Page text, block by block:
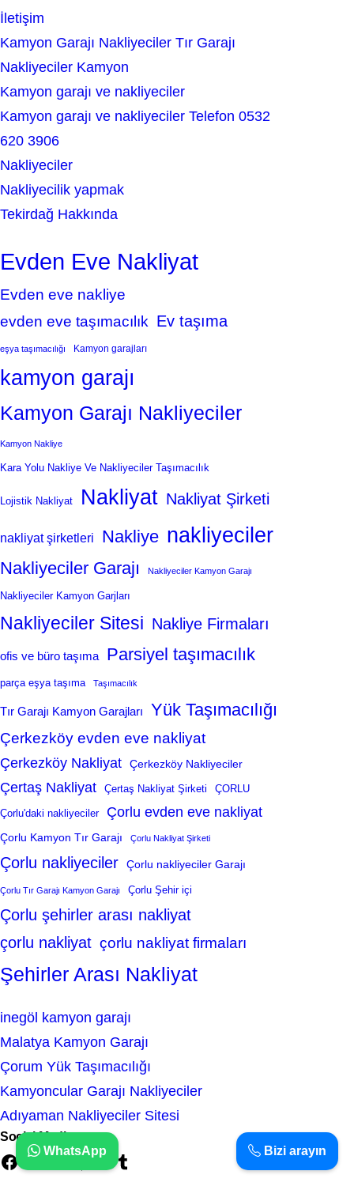
İletişim
Kamyon Garajı Nakliyeciler Tır Garajı
Nakliyeciler Kamyon
Kamyon garajı ve nakliyeciler
Kamyon garajı ve nakliyeciler Telefon 0532
620 3906
Nakliyeciler
Nakliyecilik yapmak
Tekirdağ Hakkında
Evden Eve Nakliyat
Evden eve nakliye
evden eve taşımacılık Ev taşıma
eşya taşımacılığı Kamyon garajları
kamyon garajı
Kamyon Garajı Nakliyeciler
Kamyon Nakliye
Kara Yolu Nakliye Ve Nakliyeciler Taşımacılık
Lojistik Nakliyat Nakliyat Nakliyat Şirketi
nakliyat şirketleri Nakliye nakliyeciler
Nakliyeciler Garajı Nakliyeciler Kamyon Garajı
Nakliyeciler Kamyon Garjları
Nakliyeciler Sitesi Nakliye Firmaları
ofis ve büro taşıma Parsiyel taşımacılık
parça eşya taşıma Taşımacılık
Tır Garajı Kamyon Garajları Yük Taşımacılığı
Çerkezköy evden eve nakliyat
Çerkezköy Nakliyat Çerkezköy Nakliyeciler
Çertaş Nakliyat Çertaş Nakliyat Şirketi ÇORLU
Çorlu'daki nakliyeciler Çorlu evden eve nakliyat
Çorlu Kamyon Tır Garajı Çorlu Nakliyat Şirketi
Çorlu nakliyeciler Çorlu nakliyeciler Garajı
Çorlu Tır Garajı Kamyon Garajı Çorlu Şehir içi
Çorlu şehirler arası nakliyat
çorlu nakliyat çorlu nakliyat firmaları
Şehirler Arası Nakliyat
inegöl kamyon garajı
Malatya Kamyon Garajı
Çorum Yük Taşımacılığı
Kamyoncular Garajı Nakliyeciler
Adıyaman Nakliyeciler Sitesi
Social Media
Facebook Twitter InstagramLinkedIn Pinterest Vimeo Tumblr Bizi arayın
WhatsApp